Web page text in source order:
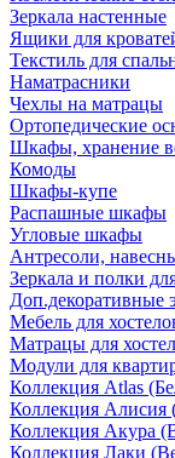
Зеркала настенные
Ящики для
Текстиль для
Наматрасники
Чехлы на матрацы
Ортопедические
Шкафы, хранение
Комоды
Шкафы-купе
Распашные шкафы
Угловые шкафы
Антресоли,
Зеркала и полки
Доп.декоративные
Мебель для
Матрацы для
Модули для
Коллекция Atlas
Коллекция
Коллекция Акура
Коллекция Лаки